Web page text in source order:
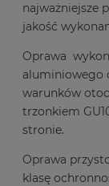
najważniejsze
jakość
Oprawa
aluminiowego
warunków
trzonkiem
stronie.
Oprawa
klasę